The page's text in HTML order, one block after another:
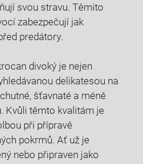
svou stravu. Těmito
zabezpečují jak
predátory.
divoký je nejen
delikatesou na
šťavnaté a méně
Kvůli těmto kvalitám je
při přípravě
pokrmů. Ať už je
nebo připraven jako